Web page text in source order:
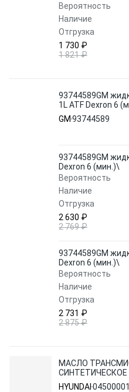
Вероятность
Наличие
Отгрузка
1 730 ₽
1 821 ₽
93744589GM
1L ATF Dexron 6
GM 93744589
93744589GM
Dexron 6 (мин.)\
Вероятность
Наличие
Отгрузка
2 630 ₽
2 769 ₽
93744589GM
Dexron 6 (мин.)\
Вероятность
Наличие
Отгрузка
2 731 ₽
2 875 ₽
МАСЛО
СИНТЕТИЧЕСКОЕ
SPEED), 1L
HYUNDAI